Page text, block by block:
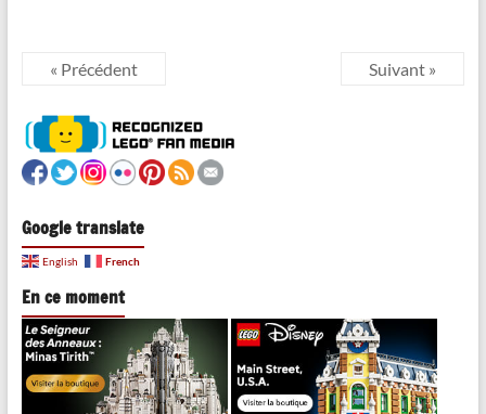
« Précédent Suivant »
Google translate
English French
En ce moment